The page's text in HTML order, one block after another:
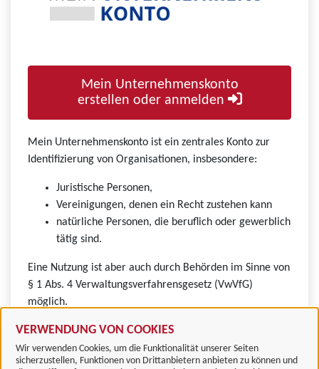
VERWENDUNG VON COOKIES
Wir verwenden Cookies, um die Funktionalität unserer Seiten
sicherzustellen, Funktionen von Drittanbietern anbieten zu können und
Mein Unternehmenskonto
erstellen oder anmelden
Mein Unternehmenskonto ist ein zentrales Konto zur
Identifizierung von Organisationen, insbesondere:
Juristische Personen,
Vereinigungen, denen ein Recht zustehen kann
natürliche Personen, die beruflich oder gewerblich
tätig sind.
Eine Nutzung ist aber auch durch Behörden im Sinne von
§ 1 Abs. 4 Verwaltungsverfahrensgesetz (VwVfG)
möglich.